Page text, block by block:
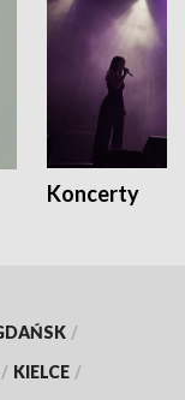
Koncerty
/
/ KIELCE /